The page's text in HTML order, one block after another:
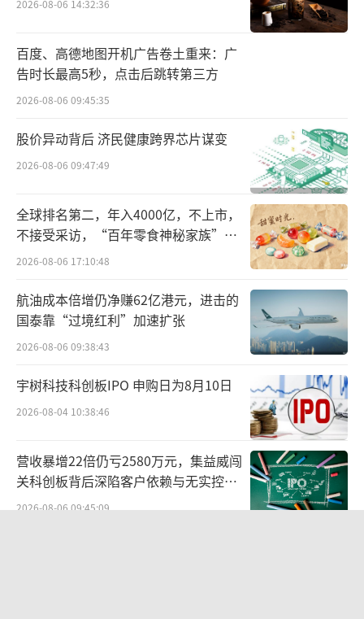
2023上半年，三生制药两款重要产品获批
上市：益赛普预充针剂型为患者提供了更加便
利的治疗选择，显著提高使用环节的便利性；
®是国内第一款
上市的针对血液透析患者瘙痒的药物，同时该
产品用于改善慢性肝病患者瘙痒症（仅限现有
治疗疗效不理想的情况）的III期临床试验申请
已获批准，有望覆盖更大规模的患者人群；
SSS06是公司自主研发的长效重组人促红
细胞生成素，II期临床显示在延长给药间隔至2
周的同时保证了良好的安全性，目前III期临床
已完成最后的患者出组，预计即将于下半年获
2026-08-06 14:32:36
百度、高德地图开机广告卷土重来：广
告时长最高5秒，点击后跳转第三方
2026-08-06 09:45:35
股价异动背后 济民健康跨界芯片谋变
2026-08-06 09:47:49
全球排名第二，年入4000亿，不上市，
不接受采访，“百年零食神秘家族”浮
出水面？
2026-08-06 17:10:48
航油成本倍增仍净赚62亿港元，进击的
国泰靠“过境红利”加速扩张
2026-08-06 09:38:43
宇树科技科创板IPO 申购日为8月10日
2026-08-04 10:38:46
营收暴增22倍仍亏2580万元，集益威闯
关科创板背后深陷客户依赖与无实控人
困局
2026-08-06 09:45:09